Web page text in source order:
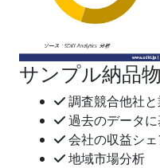
サンプル納品
調査競合他社
過去のデータ
会社の収益シ
地域市場分析